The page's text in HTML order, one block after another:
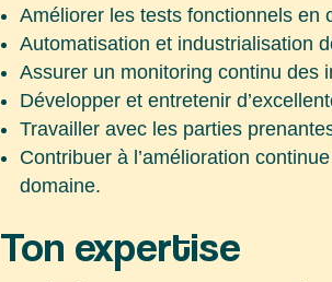
Améliorer les tests fonctionnels en
Automatisation et industrialisation
Assurer un monitoring continu des
Développer et entretenir
Travailler avec les parties
Contribuer à l’amélioration
domaine.
Ton expertise